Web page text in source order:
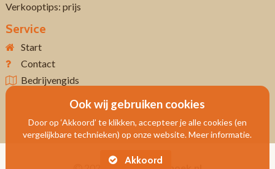
Verkooptips: prijs
Service
Start
Contact
Bedrijvengids
Ook wij gebruiken cookies
Door op ‘Akkoord’ te klikken, accepteer je alle cookies (en
vergelijkbare technieken) op onze website. Meer informatie.
Akkoord